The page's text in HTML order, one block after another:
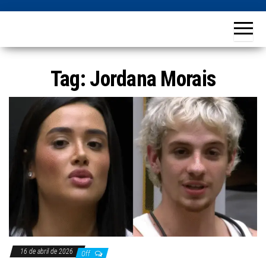
Tag: Jordana Morais
16 de abril de 2026 Off